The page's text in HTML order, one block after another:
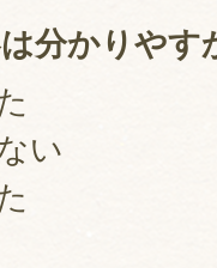
分かりやす
い